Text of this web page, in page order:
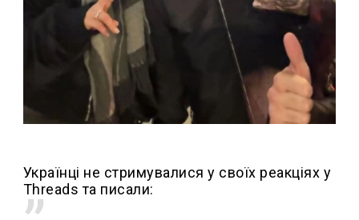
Українці не стримувалися у своїх реакціях у
Threads та писали: